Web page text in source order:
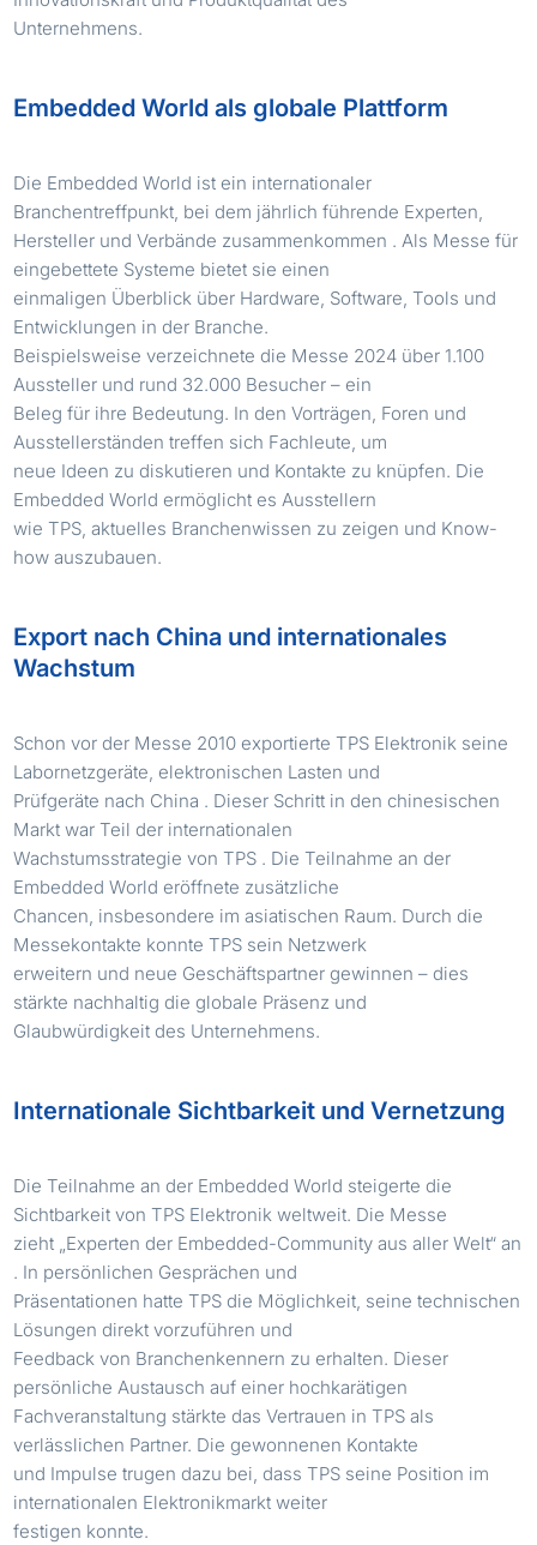
Unternehmens.
Embedded World als globale Plattform
Die Embedded World ist ein internationaler
Branchentreffpunkt, bei dem jährlich führende Experten,
Hersteller und Verbände zusammenkommen . Als Messe für
eingebettete Systeme bietet sie einen
einmaligen Überblick über Hardware, Software, Tools und
Entwicklungen in der Branche.
Beispielsweise verzeichnete die Messe 2024 über 1.100
Aussteller und rund 32.000 Besucher – ein
Beleg für ihre Bedeutung. In den Vorträgen, Foren und
Ausstellerständen treffen sich Fachleute, um
neue Ideen zu diskutieren und Kontakte zu knüpfen. Die
Embedded World ermöglicht es Ausstellern
wie TPS, aktuelles Branchenwissen zu zeigen und Know-
how auszubauen.
Export nach China und internationales
Wachstum
Schon vor der Messe 2010 exportierte TPS Elektronik seine
Labornetzgeräte, elektronischen Lasten und
Prüfgeräte nach China . Dieser Schritt in den chinesischen
Markt war Teil der internationalen
Wachstumsstrategie von TPS . Die Teilnahme an der
Embedded World eröffnete zusätzliche
Chancen, insbesondere im asiatischen Raum. Durch die
Messekontakte konnte TPS sein Netzwerk
erweitern und neue Geschäftspartner gewinnen – dies
stärkte nachhaltig die globale Präsenz und
Glaubwürdigkeit des Unternehmens.
Internationale Sichtbarkeit und Vernetzung
Die Teilnahme an der Embedded World steigerte die
Sichtbarkeit von TPS Elektronik weltweit. Die Messe
zieht „Experten der Embedded-Community aus aller Welt“ an
. In persönlichen Gesprächen und
Präsentationen hatte TPS die Möglichkeit, seine technischen
Lösungen direkt vorzuführen und
Feedback von Branchenkennern zu erhalten. Dieser
persönliche Austausch auf einer hochkarätigen
Fachveranstaltung stärkte das Vertrauen in TPS als
verlässlichen Partner. Die gewonnenen Kontakte
und Impulse trugen dazu bei, dass TPS seine Position im
internationalen Elektronikmarkt weiter
festigen konnte.